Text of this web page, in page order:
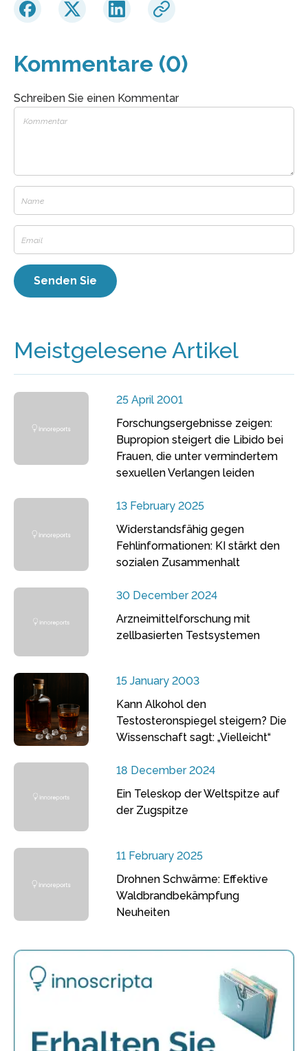
Kommentare (0)
Schreiben Sie einen Kommentar
Meistgelesene Artikel
25 April 2001
Forschungsergebnisse zeigen:
Bupropion steigert die Libido bei
Frauen, die unter vermindertem
sexuellen Verlangen leiden
13 February 2025
Widerstandsfähig gegen
Fehlinformationen: KI stärkt den
sozialen Zusammenhalt
30 December 2024
Arzneimittelforschung mit
zellbasierten Testsystemen
15 January 2003
Kann Alkohol den
Testosteronspiegel steigern? Die
Wissenschaft sagt: „Vielleicht“
18 December 2024
Ein Teleskop der Weltspitze auf
der Zugspitze
11 February 2025
Drohnen Schwärme: Effektive
Waldbrandbekämpfung
Neuheiten